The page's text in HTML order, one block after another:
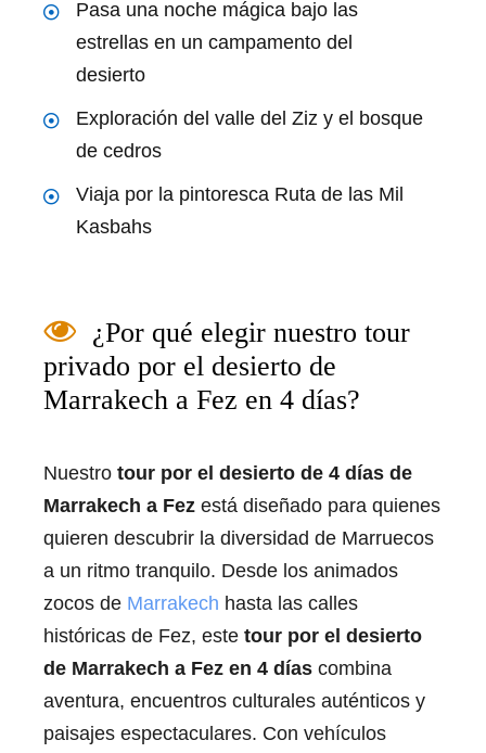
Pasa una noche mágica bajo las
estrellas en un campamento del
desierto
Exploración del valle del Ziz y el bosque
de cedros
Viaja por la pintoresca Ruta de las Mil
Kasbahs
¿Por qué elegir nuestro tour
privado por el desierto de
Marrakech a Fez en 4 días?
Nuestro tour por el desierto de 4 días de
Marrakech a Fez está diseñado para quienes
quieren descubrir la diversidad de Marruecos
a un ritmo tranquilo. Desde los animados
zocos de Marrakech hasta las calles
históricas de Fez, este tour por el desierto
de Marrakech a Fez en 4 días combina
aventura, encuentros culturales auténticos y
paisajes espectaculares. Con vehículos